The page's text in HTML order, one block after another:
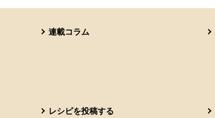
連載コラム
レシピを投稿する